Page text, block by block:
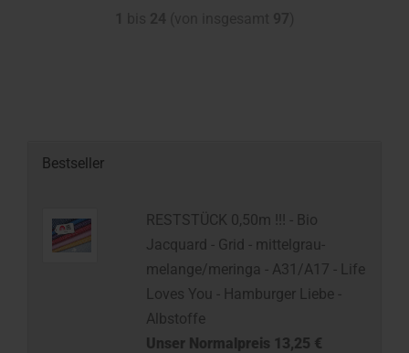
Bestseller
RESTSTÜCK 0,50m !!! - Bio
Jacquard - Grid - mittelgrau-
melange/meringa - A31/A17 - Life
Loves You - Hamburger Liebe -
Albstoffe
Unser Normalpreis 13,25 €